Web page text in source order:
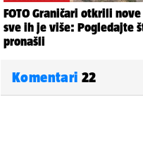
Komentari 22